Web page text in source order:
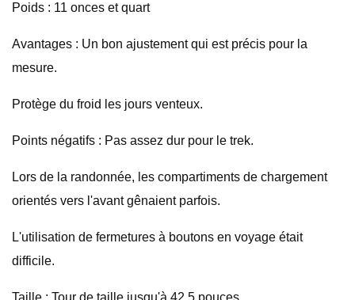
Poids : 11 onces et quart
Avantages : Un bon ajustement qui est précis pour la
mesure.
Protège du froid les jours venteux.
Points négatifs : Pas assez dur pour le trek.
Lors de la randonnée, les compartiments de chargement
orientés vers l'avant gênaient parfois.
L'utilisation de fermetures à boutons en voyage était
difficile.
Taille : Tour de taille jusqu'à 42,5 pouces